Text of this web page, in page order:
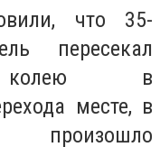
что 35-
пересекал
колею в
месте, в